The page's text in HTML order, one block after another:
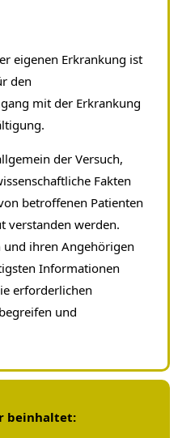
eigenen Erkrankung ist
den
mit der Erkrankung
der Versuch,
Fakten
betroffenen Patienten
verstanden werden.
und ihren Angehörigen
Informationen
erforderlichen
und
beinhaltet: